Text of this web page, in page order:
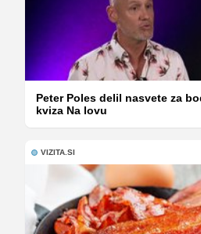
Peter Poles delil nasvete za
kviza Na lovu
VIZITA.SI